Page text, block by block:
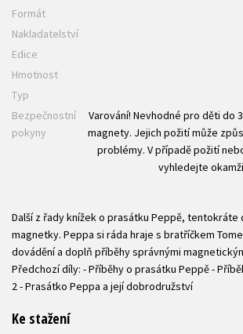
Formát
Nakladatelství
Edice
Hmotnost
Typ
Bezpečnostní
pokyny
Varování! Nevhodné pro děti do
magnety. Jejich požití může
problémy. V případě požití
vyhledejte
Další z řady knížek o prasátku Peppě, tentokráte
magnetky. Peppa si ráda hraje s bratříčkem
dovádění a doplň příběhy správnými
Předchozí díly: - Příběhy o prasátku Peppě -
2 - Prasátko Peppa a její dobrodružství
Ke stažení